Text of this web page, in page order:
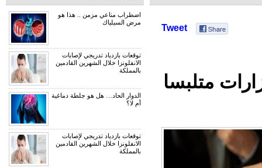
Tweet
متلبسا
اضطراب مناعي مزمن .. هذا هو
مرض السيلياك
توقعات بازدياد تدريجي لإصابات
الانفلونزا خلال الشهرين القادمين
بالمملكة
الدوار الحاد… هل هو جلطة دماغية
أم لا؟
توقعات بازدياد تدريجي لإصابات
الانفلونزا خلال الشهرين القادمين
بالمملكة